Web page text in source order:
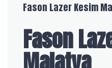
Fason Lazer Kesim
Fason